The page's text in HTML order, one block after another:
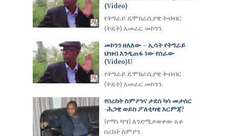
(video)
የትግራይ ዴሞክራሲያዊ ትብብር
(ትዴት) አመራር መኮንን.
መኮንን ዘለለው – ኢሳት የትግራይ
ህዝብ እንዲጠፋ ነው የሰራው
(Video)u
የትግራይ ዴሞክራሲያዊ ትብብር
(ትዴት) አመራር መኮንን.
የበረከት ስምዖንና ታደሰ ካሳ መታሰር
-ሕጋዊ ወይስ ፖለቲካዊ እርምጃ?
(የማነ ካሣ) እንደሚታወቀው አቶ
በረከት ስምዖን.